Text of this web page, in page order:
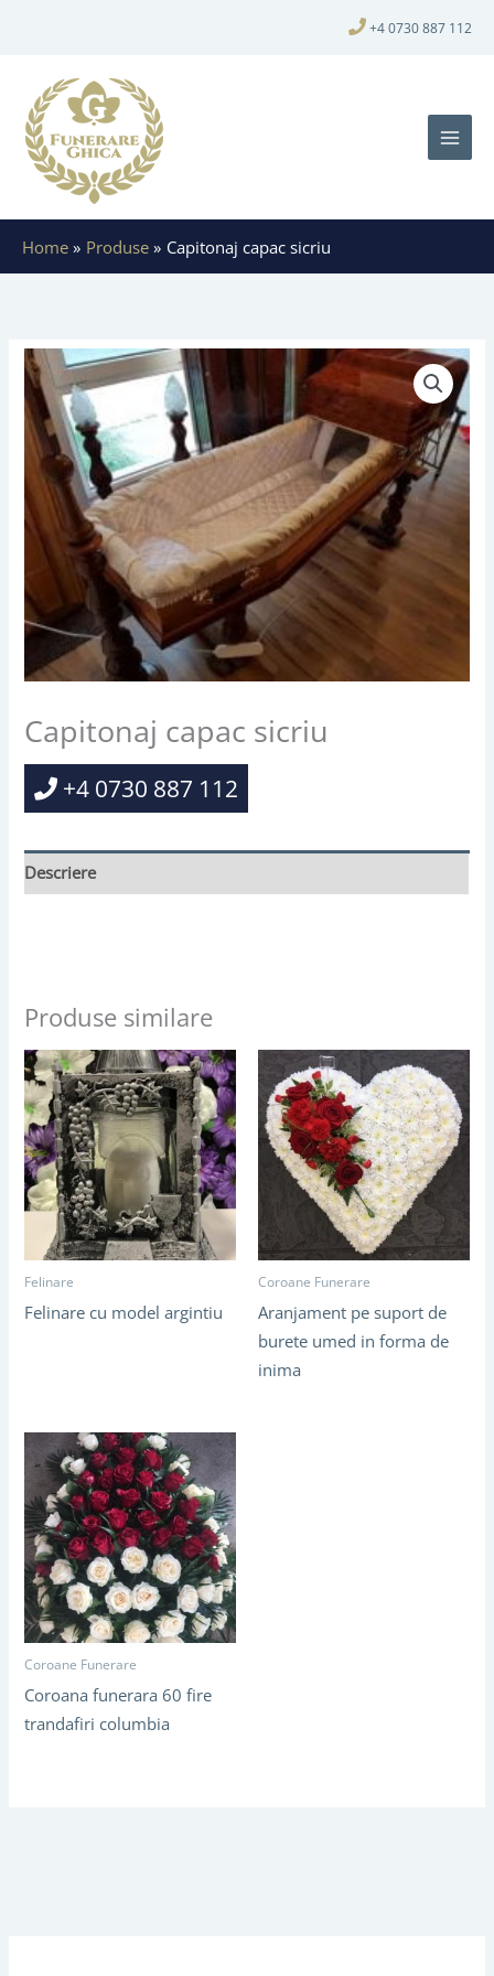
+4 0730 887 112
Home Produse Capitonaj capac sicriu
Capitonaj capac sicriu
+4 0730 887 112
Descriere
Produse similare
Felinare
Felinare cu model argintiu
Coroane Funerare
Aranjament pe suport de
burete umed in forma de
inima
Coroane Funerare
Coroana funerara 60 fire
trandafiri columbia